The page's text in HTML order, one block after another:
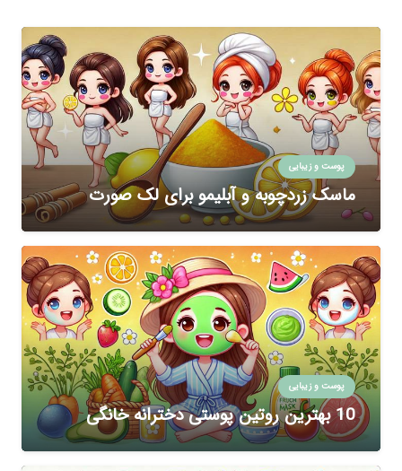
پوست و زیبایی
ماسک زردچوبه و آبلیمو برای لک صورت
پوست و زیبایی
10 بهترین روتین پوستی دخترانه خانگی